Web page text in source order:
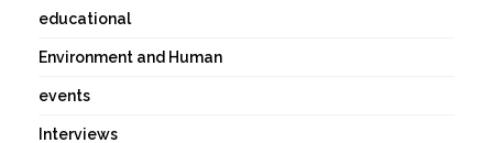
educational
Environment and Human
events
Interviews